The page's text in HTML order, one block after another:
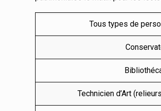
Tous types de
Technicien d’Art